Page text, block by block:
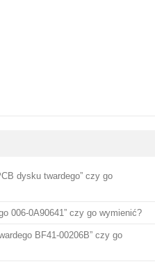
dysku twardego” czy go
006-0A90641” czy go wymienić?
BF41-00206B” czy go